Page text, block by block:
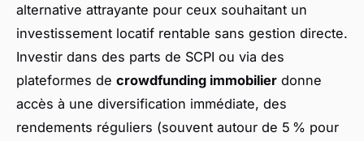
alternative attrayante pour ceux souhaitant un
investissement locatif rentable sans gestion directe.
Investir dans des parts de SCPI ou via des
plateformes de crowdfunding immobilier donne
accès à une diversification immédiate, des
rendements réguliers (souvent autour de 5 % pour